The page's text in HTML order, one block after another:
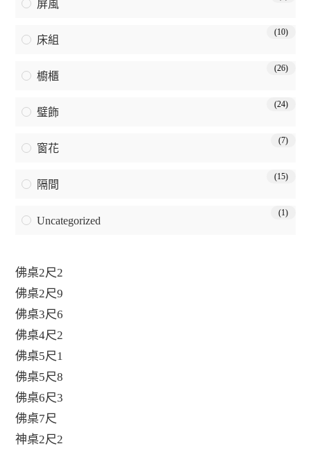
屏風
床組
(10)
櫥櫃
(26)
璧飾
(24)
窗花
(7)
隔間
(15)
Uncategorized
(1)
佛桌2尺2
佛桌2尺9
佛桌3尺6
佛桌4尺2
佛桌5尺1
佛桌5尺8
佛桌6尺3
佛桌7尺
神桌2尺2